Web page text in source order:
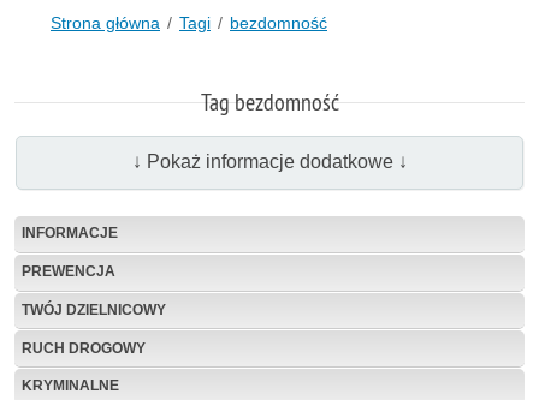
Strona główna Tagi bezdomność
Tag bezdomność
↓ Pokaż informacje dodatkowe ↓
INFORMACJE
PREWENCJA
TWÓJ DZIELNICOWY
RUCH DROGOWY
KRYMINALNE